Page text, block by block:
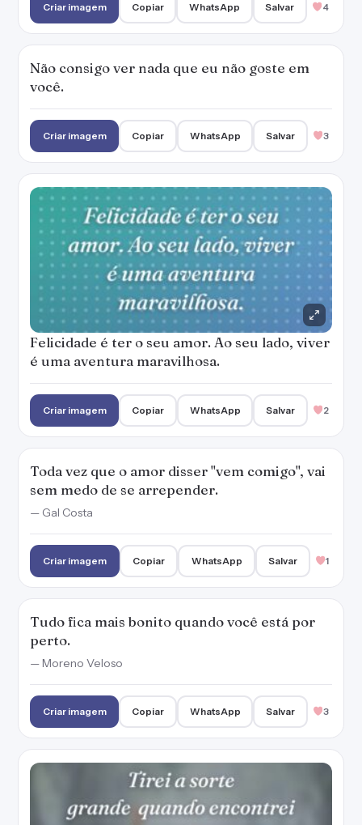
Criar imagem Copiar WhatsApp Salvar 4
Não consigo ver nada que eu não goste em
você.
Criar imagem Copiar WhatsApp Salvar 3
Felicidade é ter o seu amor. Ao seu lado, viver
é uma aventura maravilhosa.
Criar imagem Copiar WhatsApp Salvar 2
Toda vez que o amor disser "vem comigo", vai
sem medo de se arrepender.
— Gal Costa
Criar imagem Copiar WhatsApp Salvar 1
Tudo fica mais bonito quando você está por
perto.
— Moreno Veloso
Criar imagem Copiar WhatsApp Salvar 3